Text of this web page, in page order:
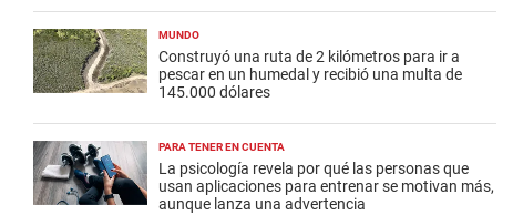
MUNDO
Construyó una ruta de 2 kilómetros para ir a
pescar en un humedal y recibió una multa de
145.000 dólares
PARA TENER EN CUENTA
La psicología revela por qué las personas que
usan aplicaciones para entrenar se motivan más,
aunque lanza una advertencia